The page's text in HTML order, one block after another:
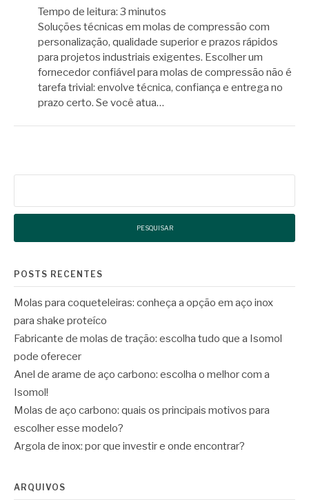
Tempo de leitura: 3 minutos
Soluções técnicas em molas de compressão com
personalização, qualidade superior e prazos rápidos
para projetos industriais exigentes. Escolher um
fornecedor confiável para molas de compressão não é
tarefa trivial: envolve técnica, confiança e entrega no
prazo certo. Se você atua…
POSTS RECENTES
Molas para coqueteleiras: conheça a opção em aço inox
para shake proteíco
Fabricante de molas de tração: escolha tudo que a Isomol
pode oferecer
Anel de arame de aço carbono: escolha o melhor com a
Isomol!
Molas de aço carbono: quais os principais motivos para
escolher esse modelo?
Argola de inox: por que investir e onde encontrar?
ARQUIVOS